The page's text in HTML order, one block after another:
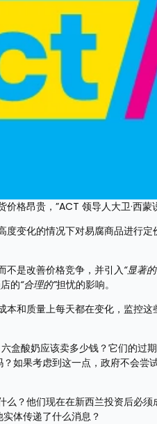
格昂贵，”ACT 领导人大卫·西蒙
变化的情况下对易腐商品进行定
不是改善价格竞争，并引入“显著
的“合理的”担忧的影响。
本和质量上每天都在变化，监控这
盒酸奶应该卖多少钱？它们的过
如果考虑到这一点，政府不会尝
么？他们现在在新西兰投资后必须
体传递了什么消息？